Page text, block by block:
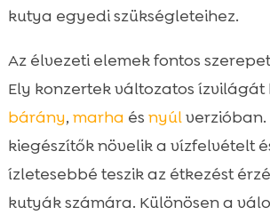
kutya egyedi szükségleteihez.
Az élvezeti elemek fontos
Ely konzertek változatos
bárány, marha és nyúlverzióban.
kiegészítők növelik a vízfelvételt
ízletesebbé teszik az étkezést
kutyák számára. Különösen a